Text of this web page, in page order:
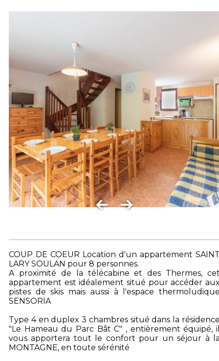
COUP DE COEUR Location d'un appartement
LARY SOULAN pour 8 personnes.
A proximité de la télécabine et des Thermes,
appartement est idéalement situé pour accéder
pistes de skis mais aussi à l'espace
SENSORIA
Type 4 en duplex 3 chambres situé dans la
"Le Hameau du Parc Bât C" , entièrement équipé,
vous apportera tout le confort pour un séjour à
MONTAGNE, en toute sérénité